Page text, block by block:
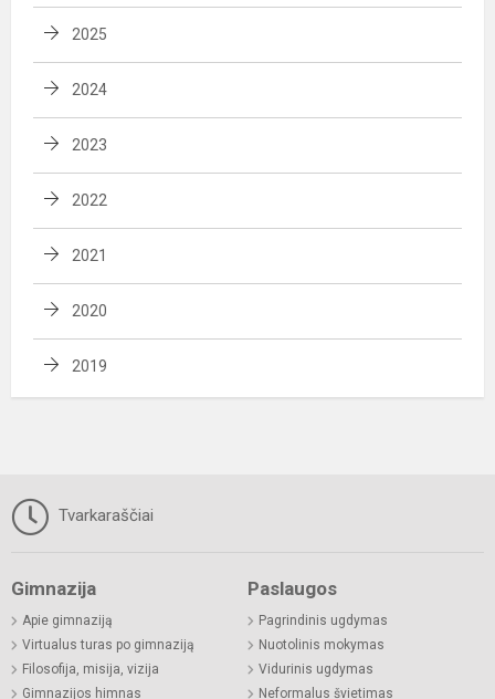
2025
2024
2023
2022
2021
2020
2019
Tvarkaraščiai
Gimnazija
Apie gimnaziją
Virtualus turas po gimnaziją
Filosofija, misija, vizija
Gimnazijos himnas
Paslaugos
Pagrindinis ugdymas
Nuotolinis mokymas
Vidurinis ugdymas
Neformalus švietimas